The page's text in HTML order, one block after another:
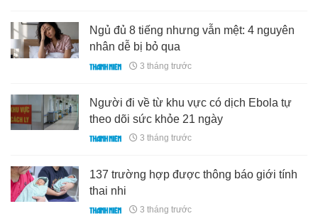
Ngủ đủ 8 tiếng nhưng vẫn mệt: 4 nguyên
nhân dễ bị bỏ qua
3 tháng trước
Người đi về từ khu vực có dịch Ebola tự
theo dõi sức khỏe 21 ngày
3 tháng trước
137 trường hợp được thông báo giới tính
thai nhi
3 tháng trước